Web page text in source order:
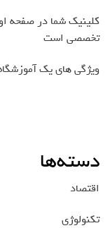
کلینیک شما در صفحه
تخصصی است
ویژگی های یک
دسته‌ها
اقتصاد
تکنولوژی